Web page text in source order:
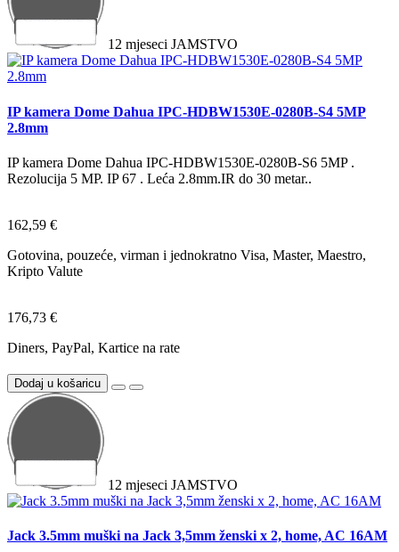
12 mjeseci JAMSTVO
IP kamera Dome Dahua IPC-HDBW1530E-0280B-S4 5MP
2.8mm
IP kamera Dome Dahua IPC-HDBW1530E-0280B-S6 5MP .
Rezolucija 5 MP. IP 67 . Leća 2.8mm.IR do 30 metar..
162,59 €
Gotovina, pouzeće, virman i jednokratno Visa, Master, Maestro,
Kripto Valute
176,73 €
Diners, PayPal, Kartice na rate
Dodaj u košaricu
12 mjeseci JAMSTVO
Jack 3.5mm muški na Jack 3,5mm ženski x 2, home, AC 16AM